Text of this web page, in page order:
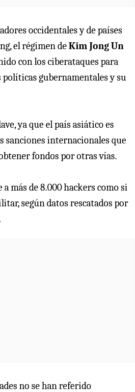
occidentales y de países
el régimen deKim Jong Un
con los ciberataques para
gubernamentales y su
ya que el país asiático es
sanciones internacionales que
fondos por otras vías.
más de 8.000 hackers como si
según datos rescatados por
.
no se han referido